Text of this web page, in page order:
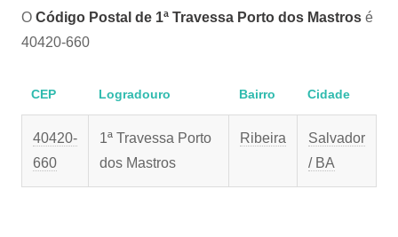
O Código Postal de 1ª Travessa Porto dos Mastros é
40420-660
CEP Logradouro Bairro Cidade
40420-
660
1ª Travessa Porto
dos Mastros
Ribeira
Salvador
/ BA